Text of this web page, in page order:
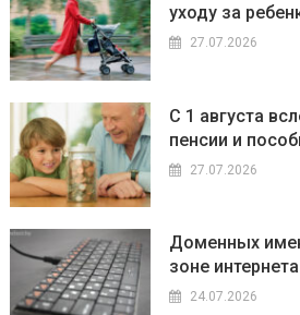
уходу за
27.07.2026
С 1 августа
пенсии и
27.07.2026
Доменных
зоне
24.07.2026